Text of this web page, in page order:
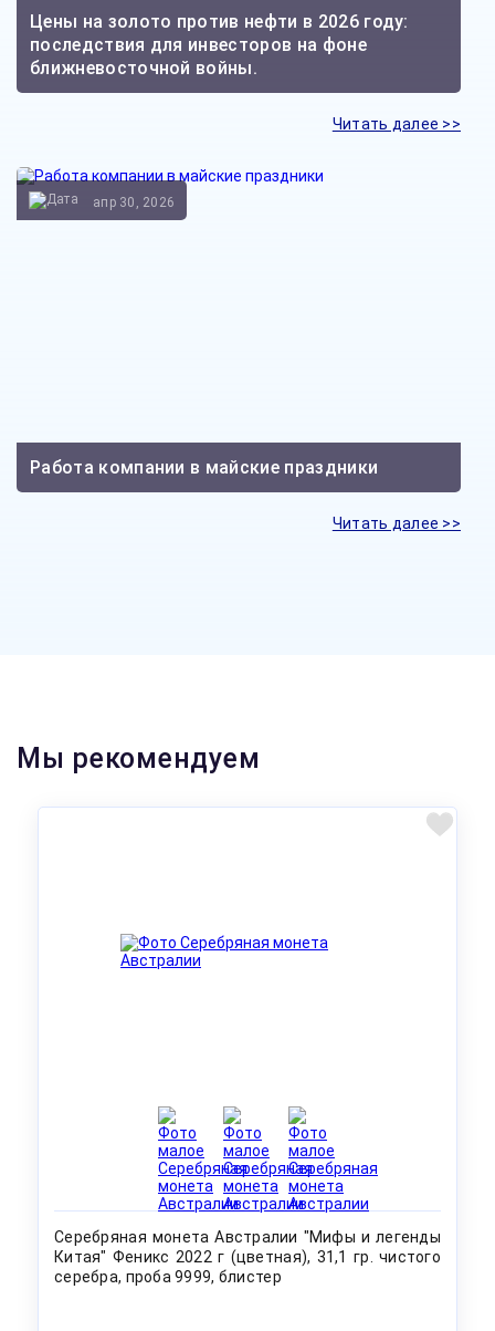
Цены на золото против нефти в 2026 году:
последствия для инвесторов на фоне
ближневосточной войны.
Читать далее >>
Работа компании в майские праздники
апр 30, 2026
Читать далее >>
Мы рекомендуем
Серебряная монета Австралии "Мифы и легенды
Китая" Феникс 2022 г (цветная), 31,1 гр. чистого
серебра, проба 9999, блистер